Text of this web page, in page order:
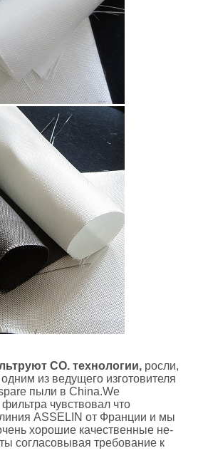
CO. технологии,росли,
из ведущего изготовителя
пыли в China.We
чувствовал что
ASSELIN от Франции и мы
хорошие качественные не-
согласовывая требование к